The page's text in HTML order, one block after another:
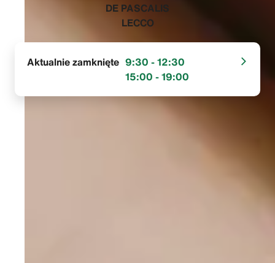
‭DE PASCALIS
LECCO‬
Aktualnie zamknięte 9:30 - 12:30
15:00 - 19:00